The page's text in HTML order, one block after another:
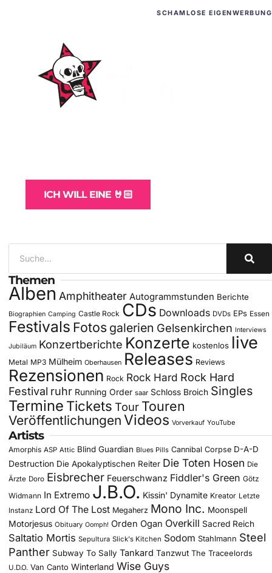
SCHAMLOSE EIGENWERBUNG
ICH WILL EINE 🤘🏻
Themen
Alben Amphitheater Autogrammstunden Berichte
Biographien Camping Castle Rock CDs Downloads DVDs EPs Essen
Festivals Fotos galerien Gelsenkirchen Interviews
Jubiläum Konzertberichte Konzerte kostenlos live
Metal MP3 Mülheim Oberhausen Releases Reviews
Rezensionen Rock Rock Hard Rock Hard
Festival ruhr Running Order saar Schloss Broich Singles
Termine Tickets Tour Touren
Veröffentlichungen Videos Vorverkauf YouTube
Artists
Amorphis ASP Attic Blind Guardian Blues Pills Cannibal Corpse D-A-D
Destruction Die Apokalyptischen Reiter Die Toten Hosen Die
Ärzte Doro Eisbrecher Feuerschwanz Fiddler's Green Götz
Widmann In Extremo J.B.O. Kissin' Dynamite Kreator Letzte
Instanz Lord Of The Lost Megaherz Mono Inc. Moonspell
Motorjesus Obituary Oomph! Orden Ogan Overkill Sacred Reich
Saltatio Mortis Sepultura Slick's Kitchen Sodom Stahlmann Steel
Panther Subway To Sally Tankard Tanzwut The Traceelords
U.D.O. Van Canto Winterland Wise Guys